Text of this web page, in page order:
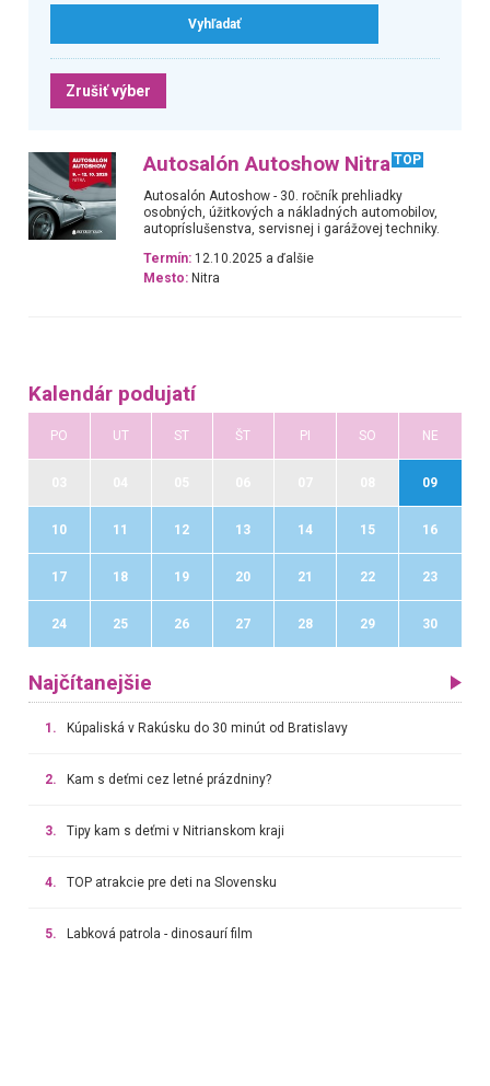
Zrušiť výber
Autosalón Autoshow Nitra TOP
Autosalón Autoshow - 30. ročník prehliadky
osobných, úžitkových a nákladných automobilov,
autopríslušenstva, servisnej i garážovej techniky.
Termín: 12.10.2025 a ďalšie
Mesto: Nitra
Kalendár podujatí
PO UT ST ŠT PI SO NE
09
10 11 12 13 14 15 16
17 18 19 20 21 22 23
24 25 26 27 28 29 30
Najčítanejšie
1. Kúpaliská v Rakúsku do 30 minút od Bratislavy
2. Kam s deťmi cez letné prázdniny?
3. Tipy kam s deťmi v Nitrianskom kraji
4. TOP atrakcie pre deti na Slovensku
5. Labková patrola - dinosaurí film